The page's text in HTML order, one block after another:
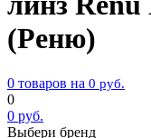
(Реню)
0 товаров на 0 руб.
0
0 руб.
Выбери бренд